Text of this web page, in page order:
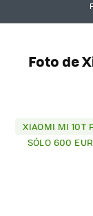
Foto de
XIAOMI MI 10T
SÓLO 600